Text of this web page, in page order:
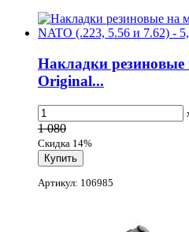
Накладки
Original...
1 080
Скидка 14%
Артикул: 106985